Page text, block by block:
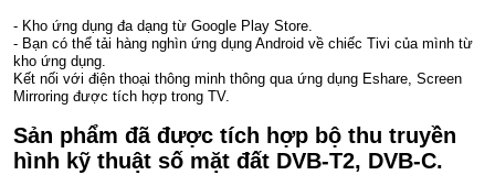
- Kho ứng dụng đa dạng từ Google Play Store.
- Bạn có thể tải hàng nghìn ứng dụng Android về chiếc Tivi của mình từ
kho ứng dụng.
Kết nối với điện thoại thông minh thông qua ứng dụng Eshare, Screen
Mirroring được tích hợp trong TV.
Sản phẩm đã được tích hợp bộ thu truyền
hình kỹ thuật số mặt đất DVB-T2, DVB-C.